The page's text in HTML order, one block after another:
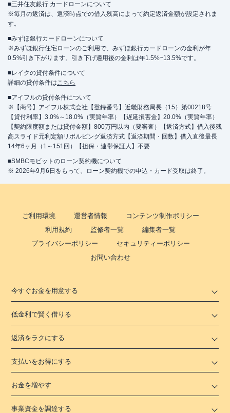
■三井住友銀行 カードローンについて
※毎月の返済は、返済時点での借入残高によって約定返済金額が設定されま
す。
■みずほ銀行カードローンについて
※みずほ銀行住宅ローンのご利用で、みずほ銀行カードローンの金利が年
0.5%引き下がります。引き下げ適用後の金利は年1.5%~13.5%です。
■レイクの貸付条件について
詳細の貸付条件はこちら
■アイフルの貸付条件について
※【商号】アイフル株式会社【登録番号】近畿財務局長（15）第00218号
【貸付利率】3.0%～18.0%（実質年率）【遅延損害金】20.0%（実質年率）
【契約限度額または貸付金額】800万円以内（要審査）【返済方式】借入後残
高スライド元利定額リボルビング返済方式【返済期間・回数】借入直後最長
14年6ヶ月（1～151回）【担保・連帯保証人】不要
■SMBCモビットのローン契約機について
※ 2026年9月6日をもって、ローン契約機での申込・カード受取は終了。
ご利用環境 運営者情報
コンテンツ制作ポリシー
利用規約
監修者一覧
編集者一覧
プライバシーポリシー
セキュリティーポリシー
お問い合わせ
今すぐお金を用意する
低金利で賢く借りる
返済をラクにする
支払いをお得にする
お金を増やす
事業資金を調達する